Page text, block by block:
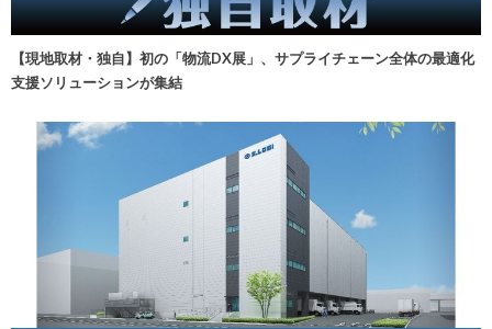
【現地取材・独自】初の「物流DX展」、サプライチェーン全体の最適化
支援ソリューションが集結